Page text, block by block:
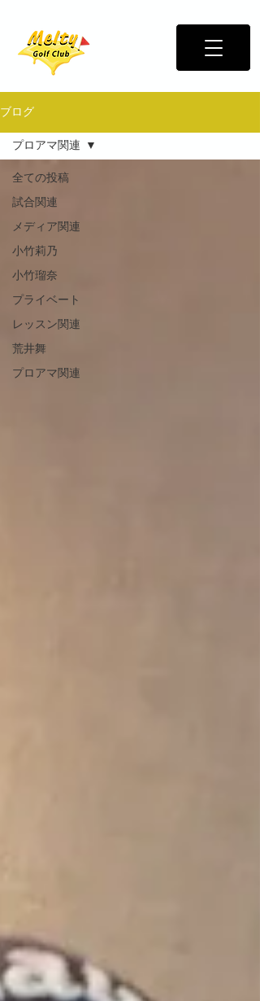
ブログ
全ての投稿
試合関連
メディア関連
小竹莉乃
小竹瑠奈
プライベート
レッスン関連
荒井舞
プロアマ関連
プロアマ関連